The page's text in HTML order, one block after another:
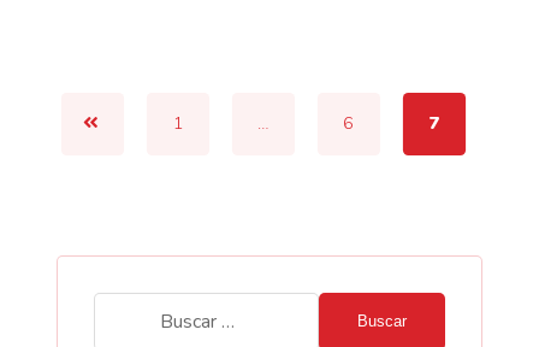
1 … 6 7
Buscar